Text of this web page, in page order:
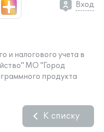
Вход
и налогового учета в
МО "Город
продукта
К списку